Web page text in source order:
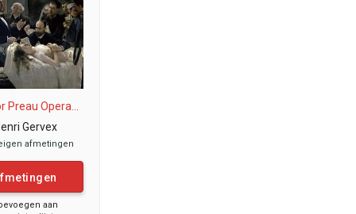
Preau Opera...
Gervex
afmetingen
aan